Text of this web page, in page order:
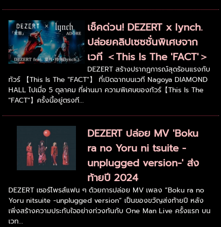
เช็คด่วน! DEZERT x lynch.
ปล่อยคลิปเซซชั่นพิเศษจาก
เวที ＜This Is The 'FACT'＞
DEZERT สร้างปรากฏการณ์สุดร้อนแรงกับ
ทัวร์ 【This Is The "FACT"】 ที่เปิดฉากบนเวที Nagoya DIAMOND
HALL ไปเมื่อ 5 ตุลาคม ที่ผ่านมา ความพิเศษของทัวร์【This Is The
"FACT"】ครั้งนี้อยู่ตรงที...
DEZERT ปล่อย MV 'Boku
ra no Yoru ni tsuite -
unplugged version-' ส่ง
ท้ายปี 2024
DEZERT เซอร์ไพรส์แฟน ๆ ด้วยการปล่อย MV เพลง “Boku ra no
Yoru nitsuite -unplugged version” เป็นของขวัญส่งท้ายปี หลัง
เพิ่งสร้างความประทับใจอย่างท่วงท้นกับ One Man Live ครั้งแรก บน
เวท...